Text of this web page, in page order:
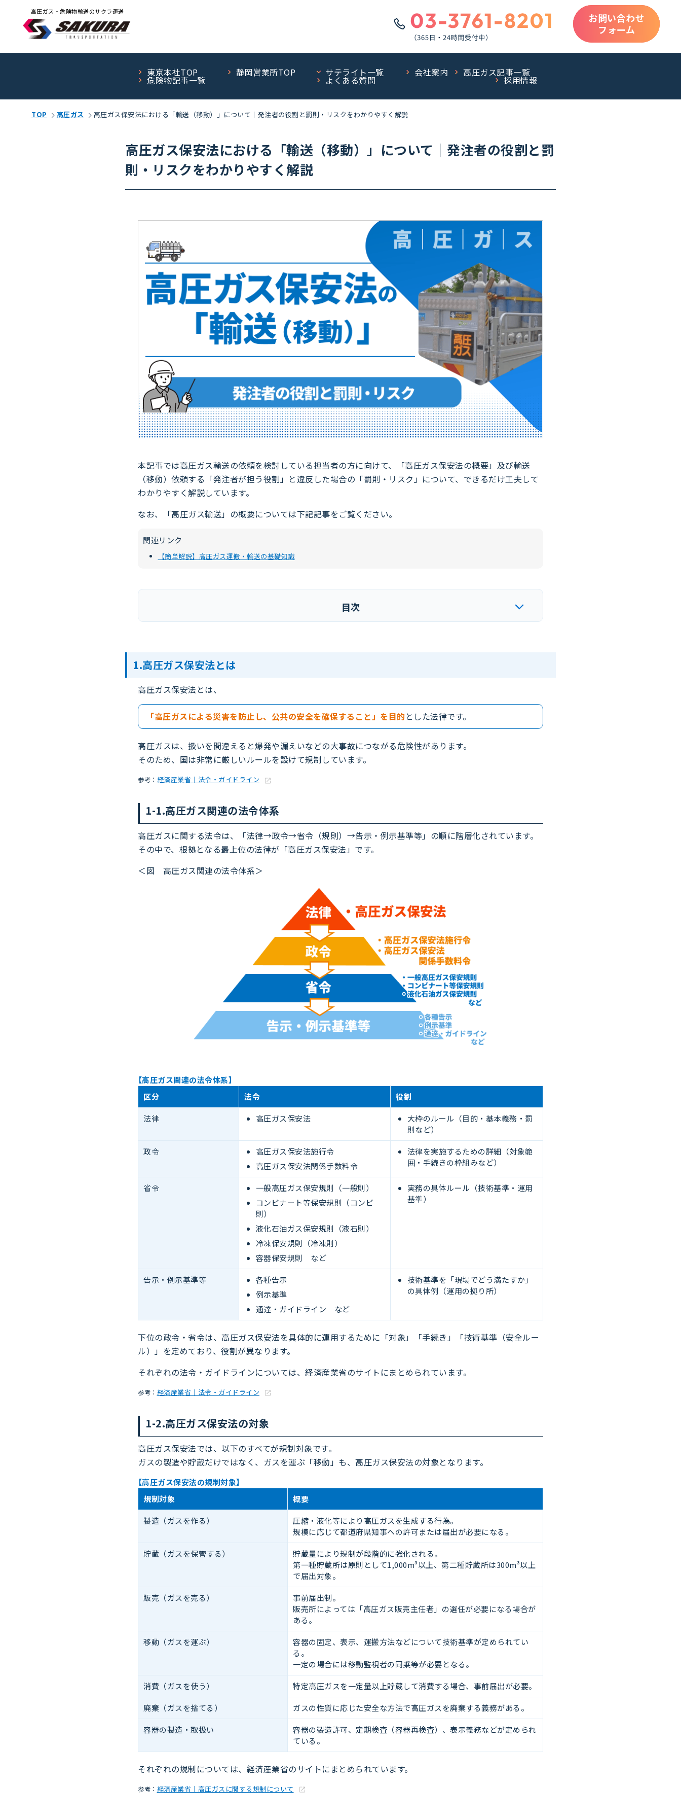
高圧ガス・危険物輸送のサクラ運送
お問い合わせ
フォーム
東京本社TOP 静岡営業所TOP サテライト一覧 会社案内 高圧ガス記事一覧
危険物記事一覧 よくある質問 採用情報
TOP 高圧ガス 高圧ガス保安法における「輸送（移動）」について｜発注者の役割と罰則・リスクをわかりやすく解説
高圧ガス保安法における「輸送（移動）」について｜発注者の役割と罰
則・リスクをわかりやすく解説
本記事では高圧ガス輸送の依頼を検討している担当者の方に向けて、「高圧ガス保安法の概要」及び輸送
（移動）依頼する「発注者が担う役割」と違反した場合の「罰則・リスク」について、できるだけ工夫して
わかりやすく解説しています。
なお、「高圧ガス輸送」の概要については下記記事をご覧ください。
関連リンク
【簡単解説】高圧ガス運搬・輸送の基礎知識
目次
1.高圧ガス保安法とは
高圧ガス保安法とは、
「高圧ガスによる災害を防止し、公共の安全を確保すること」を目的とした法律です。
高圧ガスは、扱いを間違えると爆発や漏えいなどの大事故につながる危険性があります。
そのため、国は非常に厳しいルールを設けて規制しています。
参考： 経済産業省｜法令・ガイドライン
1-1.高圧ガス関連の法令体系
高圧ガスに関する法令は、「法律→政令→省令（規則）→告示・例示基準等」の順に階層化されています。
その中で、根拠となる最上位の法律が「高圧ガス保安法」です。
＜図 高圧ガス関連の法令体系＞
【高圧ガス関連の法令体系】
区分
法令 役割
法律 高圧ガス保安法
大枠のルール（目的・基本義務・罰
則など）
政令
高圧ガス保安法施行令
高圧ガス保安法関係手数料令
法律を実施するための詳細（対象範
囲・手続きの枠組みなど）
省令
一般高圧ガス保安規則（一般則）
コンビナート等保安規則（コンビ
則）
液化石油ガス保安規則（液石則）
冷凍保安規則（冷凍則）
容器保安規則 など
実務の具体ルール（技術基準・運用
基準）
告示・ 例示基準等
各種告示
例示基準
通達・ガイドライン など
技術基準を「現場でどう満たすか」
の具体例（運用の拠り所）
下位の政令・省令は、高圧ガス保安法を具体的に運用するために「対象」「手続き」「技術基準（安全ルー
ル）」を定めており、役割が異なります。
それぞれの法令・ガイドラインについては、経済産業省のサイトにまとめられています。
参考： 経済産業省｜法令・ガイドライン
1-2.高圧ガス保安法の対象
高圧ガス保安法では、以下のすべてが規制対象です。
ガスの製造や貯蔵だけではなく、ガスを運ぶ「移動」も、高圧ガス保安法の対象となります。
【高圧ガス保安法の規制対象】
規制対象
概要
製造 （ガスを作る）
圧縮・液化等により高圧ガスを生成する行為。
規模に応じて都道府県知事への許可または届出が必要になる。
貯蔵 （ガスを保管する）
貯蔵量により規制が段階的に強化される。
第一種貯蔵所は原則として1,000m³以上、第二種貯蔵所は300m³以上
で届出対象。
販売 （ガスを売る）
事前届出制。
販売所によっては「高圧ガス販売主任者」の選任が必要になる場合が
ある。
移動 （ガスを運ぶ）
容器の固定、表示、運搬方法などについて技術基準が定められてい
る。
一定の場合には移動監視者の同乗等が必要となる。
消費 （ガスを使う） 特定高圧ガスを一定量以上貯蔵して消費する場合、事前届出が必要。
廃棄 （ガスを捨てる） ガスの性質に応じた安全な方法で高圧ガスを廃棄する義務がある。
容器の製造 ・取扱い
容器の製造許可、定期検査（容器再検査）、表示義務などが定められ
ている。
それぞれの規制については、経済産業省のサイトにまとめられています。
参考： 経済産業省｜高圧ガスに関する規制について